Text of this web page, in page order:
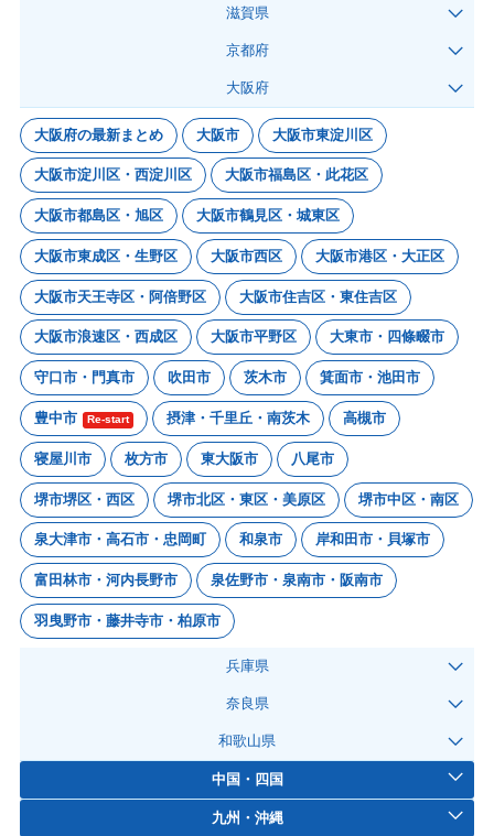
滋賀県
京都府
大阪府
大阪府の最新まとめ 大阪市 大阪市東淀川区
大阪市淀川区・西淀川区 大阪市福島区・此花区
大阪市都島区・旭区 大阪市鶴見区・城東区
大阪市東成区・生野区 大阪市西区 大阪市港区・大正区
大阪市天王寺区・阿倍野区 大阪市住吉区・東住吉区
大阪市浪速区・西成区 大阪市平野区 大東市・四條畷市
守口市・門真市 吹田市 茨木市 箕面市・池田市
豊中市 Re-start 摂津・千里丘・南茨木 高槻市
寝屋川市 枚方市 東大阪市 八尾市
堺市堺区・西区 堺市北区・東区・美原区 堺市中区・南区
泉大津市・高石市・忠岡町 和泉市 岸和田市・貝塚市
富田林市・河内長野市 泉佐野市・泉南市・阪南市
羽曳野市・藤井寺市・柏原市
兵庫県
奈良県
和歌山県
中国・四国
九州・沖縄